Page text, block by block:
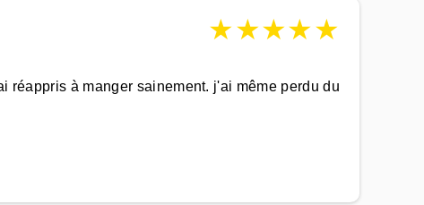
★★★★★
à manger sainement. j'ai même perdu du